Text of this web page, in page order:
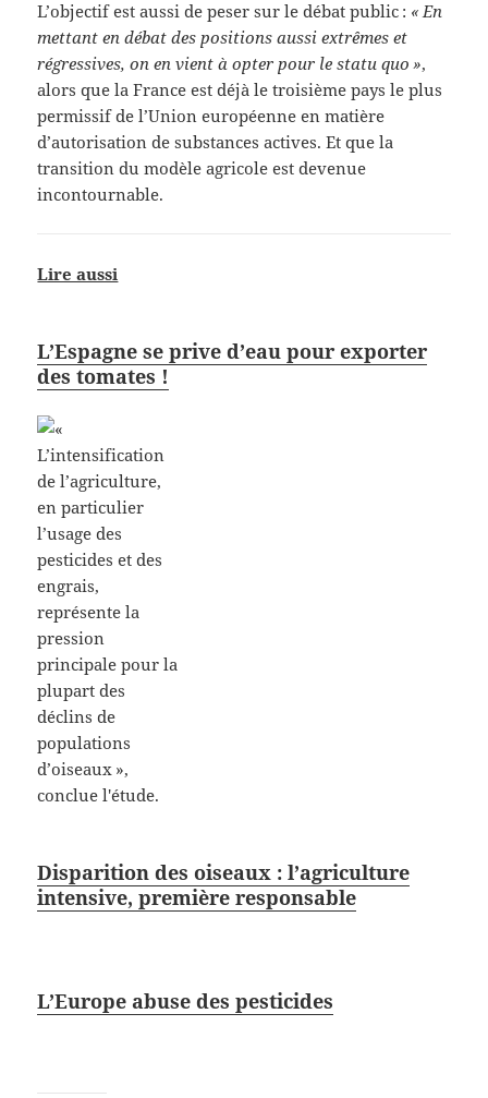
L’objectif est aussi de peser sur le débat public : « En
mettant en débat des positions aussi extrêmes et
régressives, on en vient à opter pour le statu quo »,
alors que la France est déjà le troisième pays le plus
permissif de l’Union européenne en matière
d’autorisation de substances actives. Et que la
transition du modèle agricole est devenue
incontournable.
Lire aussi
L’Espagne se prive d’eau pour exporter
des tomates !
Disparition des oiseaux : l’agriculture
intensive, première responsable
L’Europe abuse des pesticides